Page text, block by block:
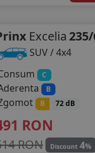
Excelia
SUV / 4x4
C
B
B 72 dB
RON
RON Discount 4%